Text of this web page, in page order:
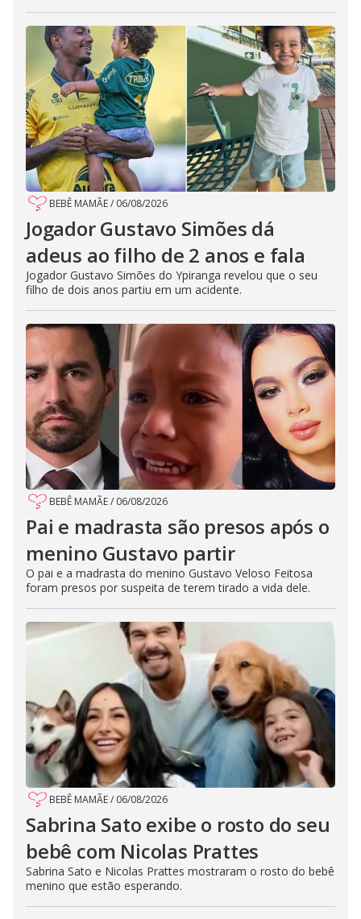
BEBÊ MAMÃE/ 06/08/2026
Jogador Gustavo Simões dá
adeus ao filho de 2 anos e fala
Jogador Gustavo Simões do Ypiranga revelou que o seu
filho de dois anos partiu em um acidente.
BEBÊ MAMÃE/ 06/08/2026
Pai e madrasta são presos após o
menino Gustavo partir
O pai e a madrasta do menino Gustavo Veloso Feitosa
foram presos por suspeita de terem tirado a vida dele.
BEBÊ MAMÃE/ 06/08/2026
Sabrina Sato exibe o rosto do seu
bebê com Nicolas Prattes
Sabrina Sato e Nicolas Prattes mostraram o rosto do bebê
menino que estão esperando.